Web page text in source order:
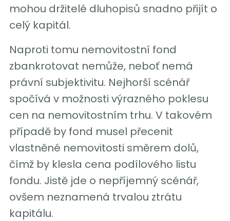
mohou držitelé dluhopisů snadno přijít o
celý kapitál.
Naproti tomu nemovitostní fond
zbankrotovat nemůže, neboť nemá
právní subjektivitu. Nejhorší scénář
spočívá v možnosti výrazného poklesu
cen na nemovitostním trhu. V takovém
případě by fond musel přecenit
vlastněné nemovitosti směrem dolů,
čímž by klesla cena podílového listu
fondu. Jistě jde o nepříjemný scénář,
ovšem neznamená trvalou ztrátu
kapitálu.